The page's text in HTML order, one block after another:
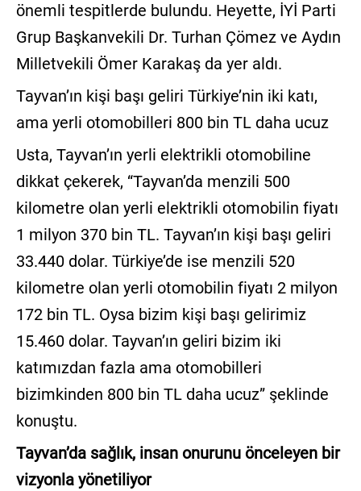
önemli tespitlerde bulundu. Heyette, İYİ Parti
Grup Başkanvekili Dr. Turhan Çömez ve Aydın
Milletvekili Ömer Karakaş da yer aldı.
Tayvan’ın kişi başı geliri Türkiye’nin iki katı,
ama yerli otomobilleri 800 bin TL daha ucuz
Usta, Tayvan’ın yerli elektrikli otomobiline
dikkat çekerek, “Tayvan’da menzili 500
kilometre olan yerli elektrikli otomobilin fiyatı
1 milyon 370 bin TL. Tayvan’ın kişi başı geliri
33.440 dolar. Türkiye’de ise menzili 520
kilometre olan yerli otomobilin fiyatı 2 milyon
172 bin TL. Oysa bizim kişi başı gelirimiz
15.460 dolar. Tayvan’ın geliri bizim iki
katımızdan fazla ama otomobilleri
bizimkinden 800 bin TL daha ucuz” şeklinde
konuştu.
Tayvan’da sağlık, insan onurunu önceleyen bir
vizyonla yönetiliyor